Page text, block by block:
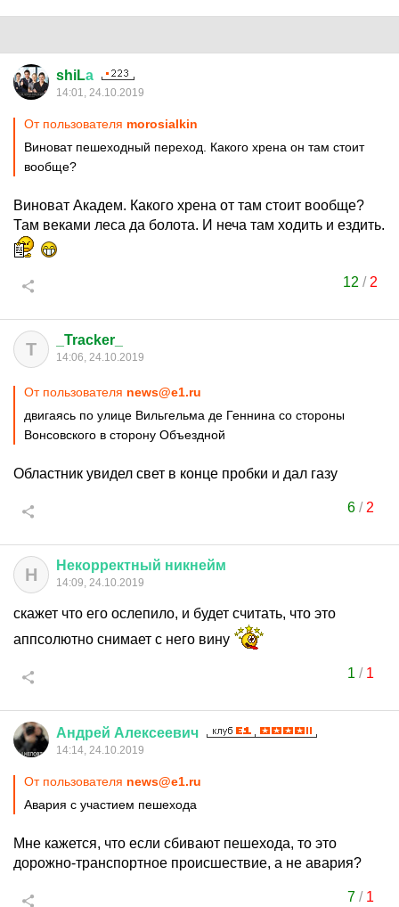
shiLа
14:01, 24.10.2019
От пользователя morosialkin
Виноват пешеходный переход. Какого хрена он там стоит
вообще?
Виноват Академ. Какого хрена от там стоит вообще?
Там веками леса да болота. И неча там ходить и ездить.
12 / 2
T _Tracker_
14:06, 24.10.2019
От пользователя news@e1.ru
двигаясь по улице Вильгельма де Геннина со стороны
Вонсовского в сторону Объездной
Областник увидел свет в конце пробки и дал газу
6/ 2
Н Некорректный никнейм
14:09, 24.10.2019
скажет что его ослепило, и будет считать, что это
аппсолютно снимает с него вину
1 / 1
Андрей Алексеевич
14:14, 24.10.2019
От пользователя news@e1.ru
Авария с участием пешехода
Мне кажется, что если сбивают пешехода, то это
дорожно-транспортное происшествие, а не авария?
7/ 1